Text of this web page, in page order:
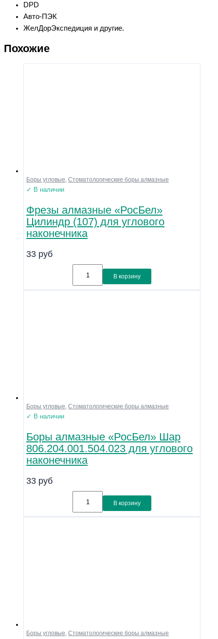
DPD
Авто-ПЭК
ЖелДорЭкспедиция и другие.
Похожие
Боры угловые, Стоматологические боры алмазные
✓ В наличии
Фрезы алмазные «РосБел»
Цилиндр (107) для углового
наконечника
33 руб
В корзину
Боры угловые, Стоматологические боры алмазные
✓ В наличии
Боры алмазные «РосБел» Шар
806.204.001.504.023 для углового
наконечника
33 руб
В корзину
Боры угловые, Стоматологические боры алмазные